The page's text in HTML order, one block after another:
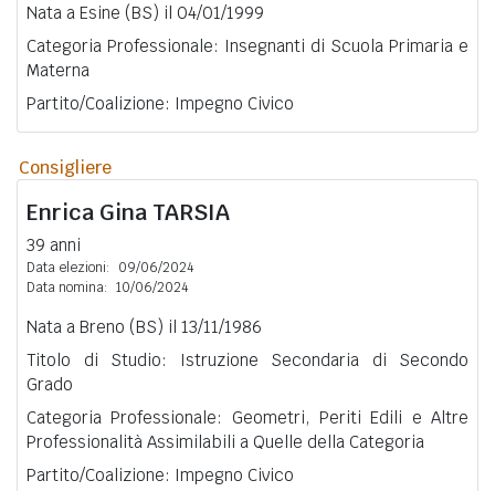
Nata a Esine (BS) il 04/01/1999
Categoria Professionale: Insegnanti di Scuola Primaria e
Materna
Partito/Coalizione: Impegno Civico
Consigliere
Enrica Gina TARSIA
39 anni
Data elezioni:
09/06/2024
Data nomina: 10/06/2024
Nata a Breno (BS) il 13/11/1986
Titolo di Studio: Istruzione Secondaria di Secondo
Grado
Categoria Professionale: Geometri, Periti Edili e Altre
Professionalità Assimilabili a Quelle della Categoria
Partito/Coalizione: Impegno Civico